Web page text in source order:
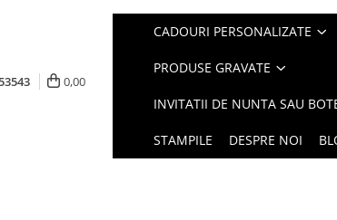
0,00
CADOURI PERSONALIZATE
PRODUSE GRAVATE
INVITATII DE NUNTA SAU
STAMPILE DESPRE NOI